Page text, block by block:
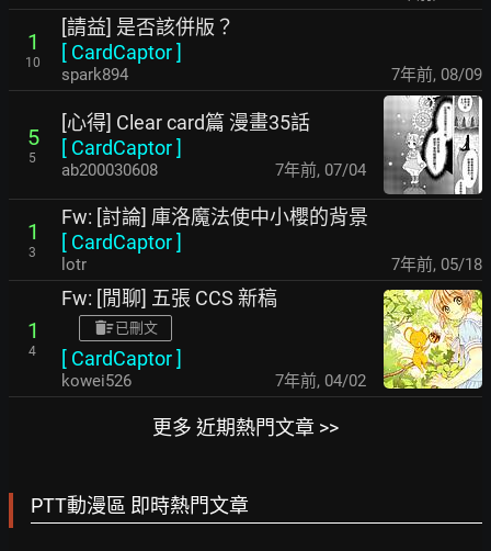
1
10
[請益] 是否該併版？
[ CardCaptor]
spark894 7年前, 08/09
5
5
[心得] Clear card篇 漫畫35話
[ CardCaptor]
ab200030608 7年前, 07/04
1
3
Fw: [討論] 庫洛魔法使中小櫻的背景
[ CardCaptor]
lotr 7年前, 05/18
1
4
Fw: [閒聊] 五張 CCS 新稿
已刪文
[ CardCaptor]
kowei526 7年前, 04/02
更多 近期熱門文章 >>
PTT動漫區 即時熱門文章